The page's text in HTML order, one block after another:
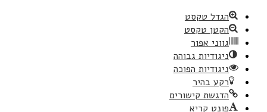
הגדל טקסט
הקטן טקסט
גווני אפור
ניגודיות גבוהה
ניגודיות הפוכה
רקע בהיר
הדגשת קישורים
פונט קריא